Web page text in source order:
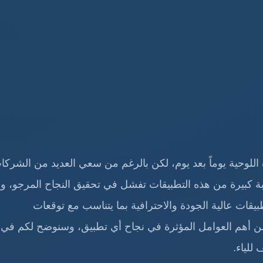
اللوحية يوماً بعد يوم، لكن بالرغم من سعي العديد من
كبيرة من هذه التطبيقات تفشل في تحقيق النجاح المرجو،
عالية الجودة والاحترافية بما يتناسب مع توقعات
أهم العوامل المؤثرة في نجاح أي تطبيق، وسنوضح لكم